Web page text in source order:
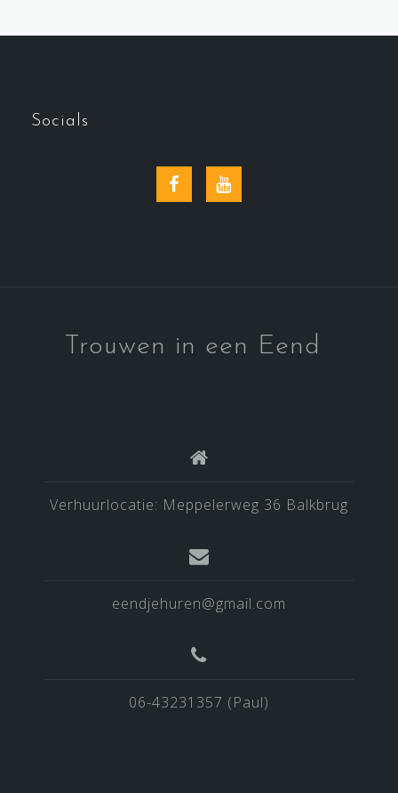
Socials
FacebookYouTube
Trouwen in een Eend
Verhuurlocatie: Meppelerweg 36 Balkbrug
eendjehuren@gmail.com
06-43231357 (Paul)